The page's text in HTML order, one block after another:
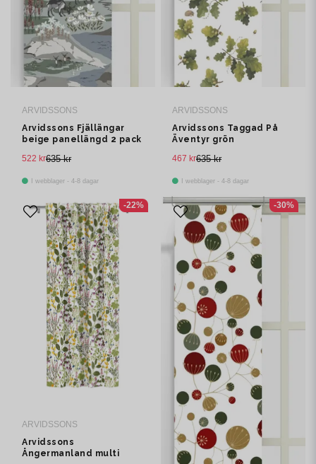
ARVIDSSONS
Arvidssons Fjällängar
beige panellängd 2 pack
635 kr
522 kr
I webblager - 4-8 dagar
ARVIDSSONS
Arvidssons Taggad På
Äventyr grön
635 kr
467 kr
I webblager - 4-8 dagar
ARVIDSSONS
Arvidssons
Ångermanland multi
-22% -30%